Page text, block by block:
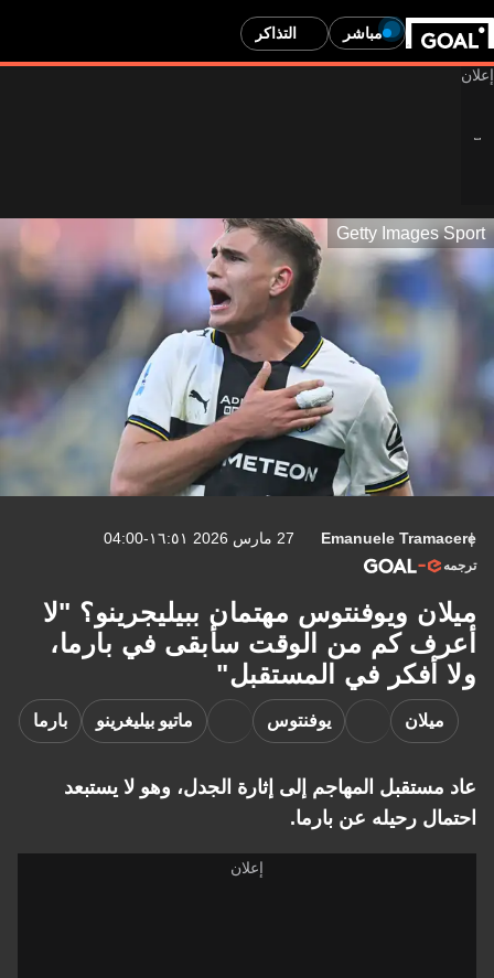
مباشر التذاكر
Getty Images Sport
Emanuele Tramacere 27 مارس 2026 ١٦:٥١-04:00
ترجمه
ميلان ويوفنتوس مهتمان ببيليجرينو؟ "لا
أعرف كم من الوقت سأبقى في بارما،
ولا أفكر في المستقبل"
ميلان يوفنتوس ماتيو بيليغرينو بارما
عاد مستقبل المهاجم إلى إثارة الجدل، وهو لا يستبعد
احتمال رحيله عن بارما.